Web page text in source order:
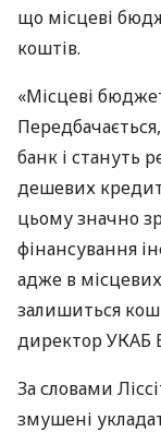
що місцеві
коштів.
«Місцеві
банк і стануть
дешевих
цьому значно
фінансування
адже в
залишиться
директорУКАБ
За словами
змушені